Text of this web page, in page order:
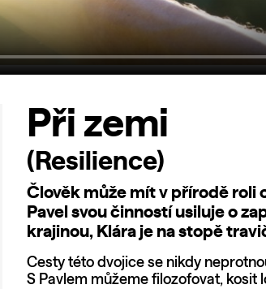
Při zemi
(Resilience)
Člověk může mít v přírodě roli
Pavel svou činností usiluje o
krajinou, Klára je na stopě
Cesty této dvojice se nikdy
S Pavlem můžeme filozofovat,